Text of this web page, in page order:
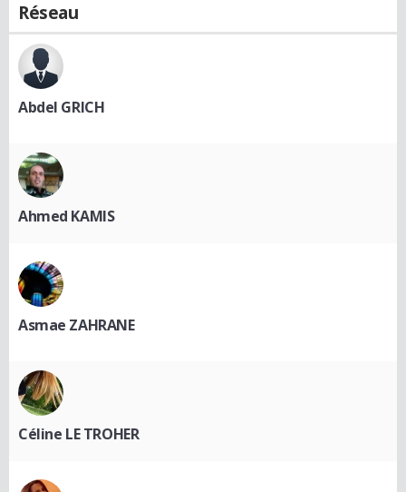
Réseau
Abdel GRICH
Ahmed KAMIS
Asmae ZAHRANE
Céline LE TROHER